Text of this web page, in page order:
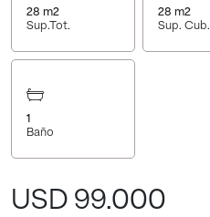
28 m2
Sup.Tot.
28 m2
Sup. Cub.
1
Baño
USD 99.000